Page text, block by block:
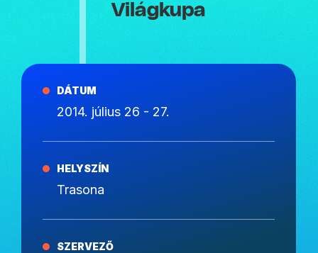
Világkupa
DÁTUM
2014. július 26 - 27.
HELYSZÍN
Trasona
SZERVEZŐ